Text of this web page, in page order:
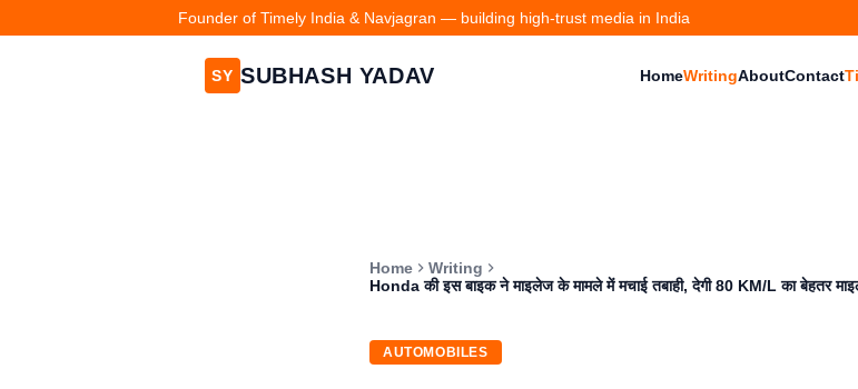
Founder of Timely India & Navjagran — building high-trust media in India
SY SUBHASH YADAV HomeWritingAboutContact
Home
Writing
Honda की इस बाइक ने माइलेज के मामले में मचाई तबाही, देगी 80 KM/L का बेहतर
AUTOMOBILES